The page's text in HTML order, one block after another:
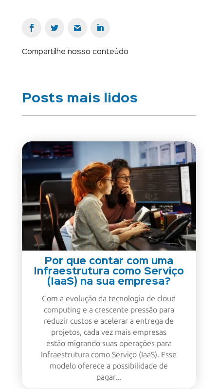
Compartilhe nosso conteúdo
Posts mais lidos
Por que contar com uma
Infraestrutura como Serviço
(IaaS) na sua empresa?
Com a evolução da tecnologia de cloud
computing e a crescente pressão para
reduzir custos e acelerar a entrega de
projetos, cada vez mais empresas
estão migrando suas operações para
Infraestrutura como Serviço (IaaS). Esse
modelo oferece a possibilidade de
pagar...